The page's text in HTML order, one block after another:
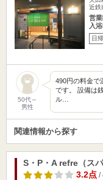
近鉄
営
入
日
50代～
男性
490円の料金で
です。 設備は
ル…
関連情報から探す
S・P・A refre（スパ
3.2点 /